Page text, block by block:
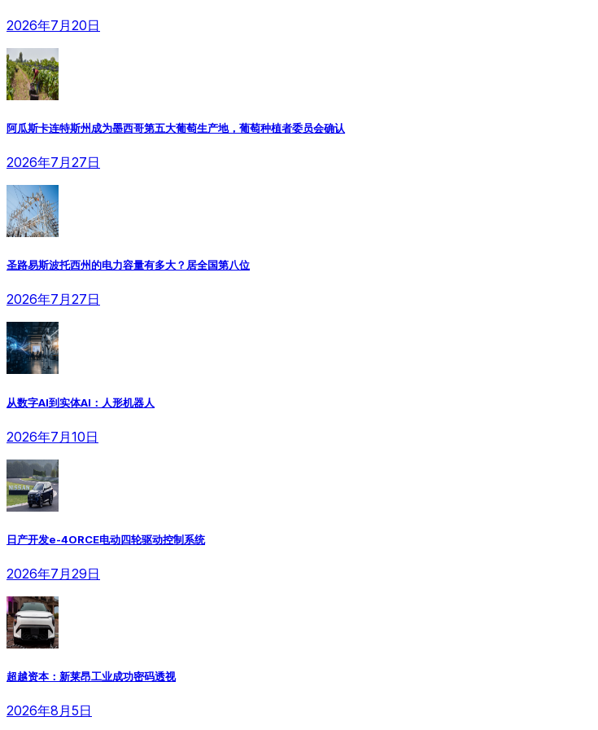
2026年7月20日
阿瓜斯卡连特斯州成为墨西哥第五大葡萄生产地，葡萄种植者委员会确认
2026年7月27日
圣路易斯波托西州的电力容量有多大？居全国第八位
2026年7月27日
从数字AI到实体AI：人形机器人
2026年7月10日
日产开发e-4ORCE电动四轮驱动控制系统
2026年7月29日
超越资本：新莱昂工业成功密码透视
2026年8月5日